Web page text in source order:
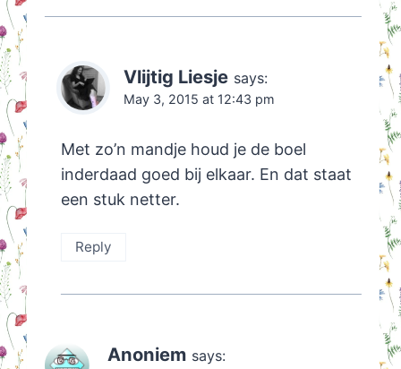
Vlijtig Liesje says:
May 3, 2015 at 12:43 pm
Met zo’n mandje houd je de boel
inderdaad goed bij elkaar. En dat staat
een stuk netter.
Reply
Anoniem says: